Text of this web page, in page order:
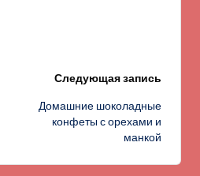
Следующая запись
Домашние шоколадные
конфеты с орехами и
манкой